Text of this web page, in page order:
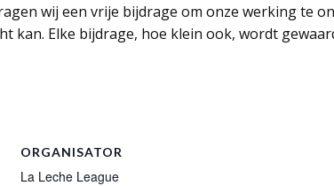
wij een vrije bijdrage om onze werking te
kan. Elke bijdrage, hoe klein ook, wordt
ORGANISATOR
La Leche League